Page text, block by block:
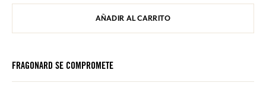
AÑADIR AL CARRITO
FRAGONARD SE COMPROMETE